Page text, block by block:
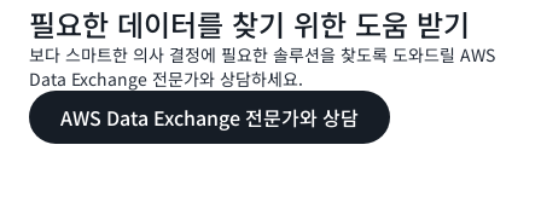
필요한 데이터를 찾기 위한 도움 받기
보다 스마트한 의사 결정에 필요한 솔루션을 찾도록 도와드릴 AWS
Data Exchange 전문가와 상담하세요.
AWS Data Exchange 전문가와 상담